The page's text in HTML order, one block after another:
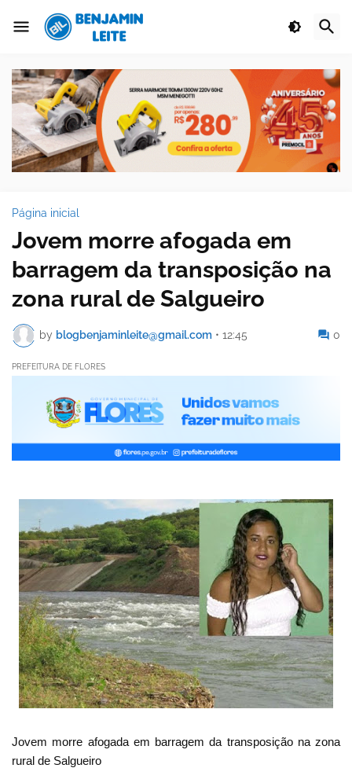
Página inicial
Jovem morre afogada em
barragem da transposição na
zona rural de Salgueiro
by blogbenjaminleite@gmail.com • 12:45 0
PREFEITURA DE FLORES
Jovem morre afogada em barragem da transposição na zona
rural de Salgueiro